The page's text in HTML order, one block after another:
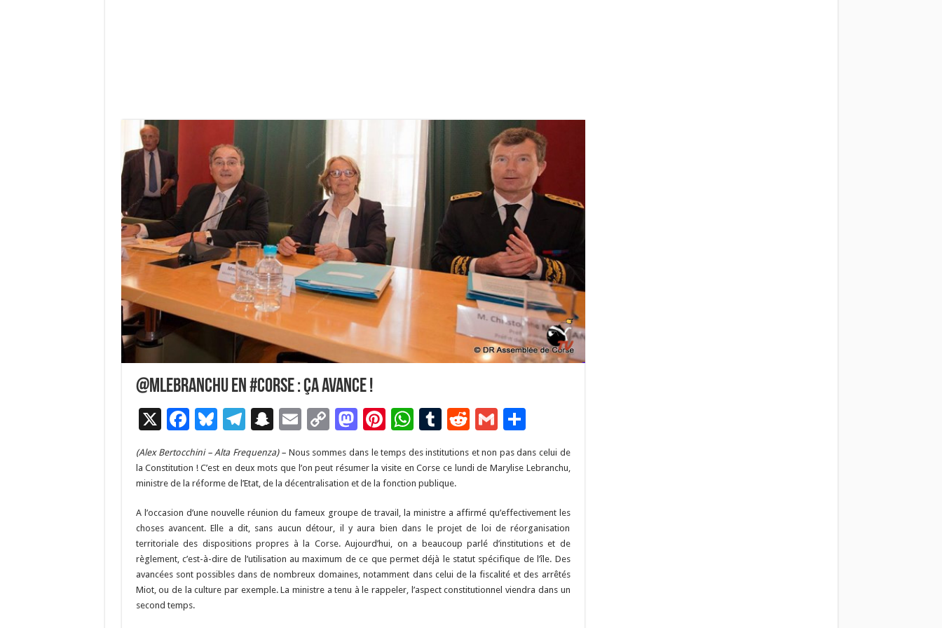
@MLebranchu en #Corse : ça avance !
X F
ac
e
b
o
o
k
Bl
u
es
ky
T
e
gr
a
m
S
n
a
p
c
h
at
E
ai
l
C
p
y
Li
n
k
M
as
to
d
o
n
Pi
er
es
t
W
h
at
sA
p
p
T
u
m
bl
r
R
d
t
G
ai
P
ta
er
(Alex Bertocchini – Alta Frequenza) – Nous sommes dans le temps des institutions et non pas dans celui de
la Constitution ! C’est en deux mots que l’on peut résumer la visite en Corse ce lundi de Marylise Lebranchu,
ministre de la réforme de l’Etat, de la décentralisation et de la fonction publique.
A l’occasion d’une nouvelle réunion du fameux groupe de travail, la ministre a affirmé qu’effectivement les
choses avancent. Elle a dit, sans aucun détour, il y aura bien dans le projet de loi de réorganisation
territoriale des dispositions propres à la Corse. Aujourd’hui, on a beaucoup parlé d’institutions et de
règlement, c’est-à-dire de l’utilisation au maximum de ce que permet déjà le statut spécifique de l’île. Des
avancées sont possibles dans de nombreux domaines, notamment dans celui de la fiscalité et des arrêtés
Miot, ou de la culture par exemple. La ministre a tenu à le rappeler, l’aspect constitutionnel viendra dans un
second temps.